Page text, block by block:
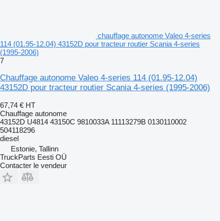
chauffage autonome Valeo 4-series
114 (01.95-12.04) 43152D pour tracteur routier Scania 4-series
(1995-2006)
7
Chauffage autonome Valeo 4-series 114 (01.95-12.04)
43152D pour tracteur routier Scania 4-series (1995-2006)
67,74 € HT
Chauffage autonome
43152D U4814 43150C 9810033A 11113279B 0130110002
504118296
diesel
Estonie, Tallinn
TruckParts Eesti OÜ
Contacter le vendeur